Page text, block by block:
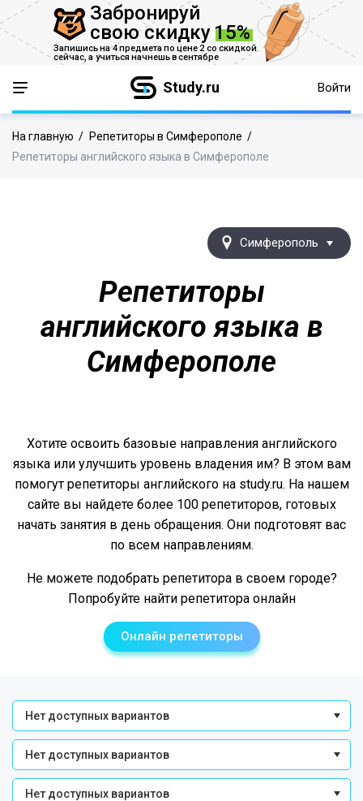
Забронируй
свою скидку 15%
Запишись на 4 предмета по цене 2 со скидкой
сейчас, а учиться начнешь в сентябре
Study.ru Войти
На главную / Репетиторы в Симферополе /
Репетиторы английского языка в Симферополе
Репетиторы
английского языка в
Симферополе
Симферополь
Хотите освоить базовые направления английского
языка или улучшить уровень владения им? В этом вам
помогут репетиторы английского на study.ru. На нашем
сайте вы найдете более 100 репетиторов, готовых
начать занятия в день обращения. Они подготовят вас
по всем направлениям.
Не можете подобрать репетитора в своем городе?
Попробуйте найти репетитора онлайн
Онлайн репетиторы
Нет доступных вариантов
Нет доступных вариантов
Нет доступных вариантов